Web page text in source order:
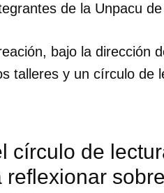
de la Unpacu
bajo la dirección
talleres y un círculo de
círculo de
reflexionar